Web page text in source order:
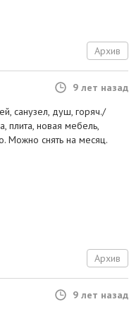
Архив
9 лет назад
санузел, душ, горяч./
плита, новая мебель,
Можно снять на месяц.
Архив
9 лет назад